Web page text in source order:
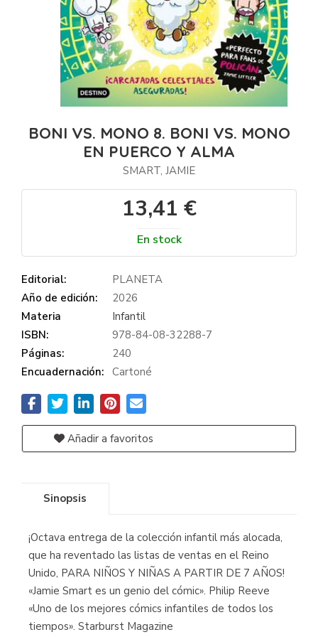
BONI VS. MONO 8. BONI VS. MONO
EN PUERCO Y ALMA
SMART, JAMIE
13,41 €
En stock
Editorial:
PLANETA
Año de edición:
2026
Materia
Infantil
ISBN:
978-84-08-32288-7
Páginas:
240
Encuadernación: Cartoné
Añadir a favoritos
Sinopsis
¡Octava entrega de la colección infantil más alocada,
que ha reventado las listas de ventas en el Reino
Unido, PARA NIÑOS Y NIÑAS A PARTIR DE 7 AÑOS!
«Jamie Smart es un genio del cómic». Philip Reeve
«Uno de los mejores cómics infantiles de todos los
tiempos». Starburst Magazine